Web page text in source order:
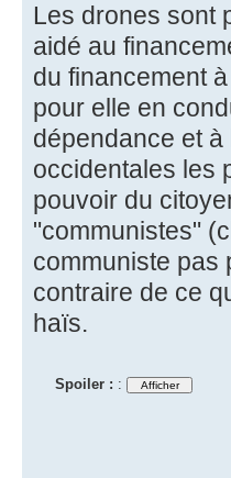
Les drones sont
aidé au
du financement
pour elle en
dépendance et
occidentales les
pouvoir du
"communistes"
communiste pas
contraire de ce
haïs.
Spoiler : :